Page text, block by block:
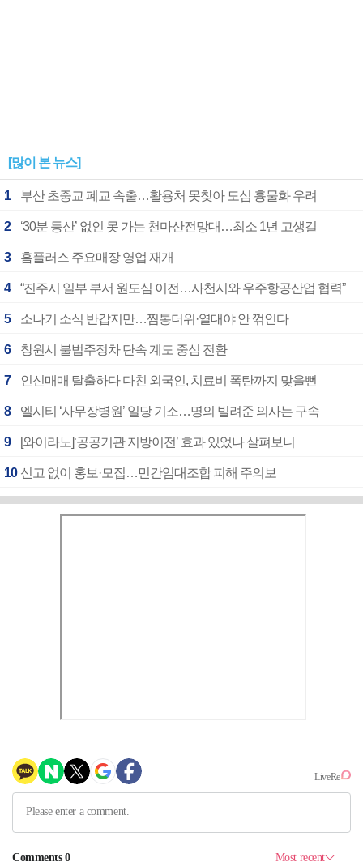
[많이 본 뉴스]
1 부산 초중교 폐교 속출…활용처 못찾아 도심 흉물화 우려
2 ‘30분 등산’ 없인 못 가는 천마산전망대…최소 1년 고생길
3 홈플러스 주요매장 영업 재개
4 “진주시 일부 부서 원도심 이전…사천시와 우주항공산업 협력”
5 소나기 소식 반갑지만…찜통더위·열대야 안 꺾인다
6 창원시 불법주정차 단속 계도 중심 전환
7 인신매매 탈출하다 다친 외국인, 치료비 폭탄까지 맞을뻔
8 엘시티 ‘사무장병원’ 일당 기소…명의 빌려준 의사는 구속
9 [와이라노]‘공공기관 지방이전’ 효과 있었나 살펴보니
10 신고 없이 홍보·모집…민간임대조합 피해 주의보